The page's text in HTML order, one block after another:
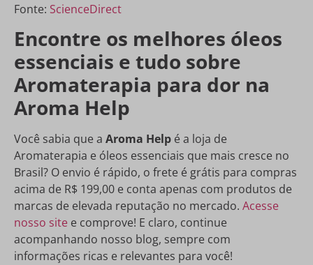
Fonte: ScienceDirect
Encontre os melhores óleos
essenciais e tudo sobre
Aromaterapia para dor na
Aroma Help
Você sabia que a Aroma Help é a loja de
Aromaterapia e óleos essenciais que mais cresce no
Brasil? O envio é rápido, o frete é grátis para compras
acima de R$ 199,00 e conta apenas com produtos de
marcas de elevada reputação no mercado. Acesse
nosso site e comprove! E claro, continue
acompanhando nosso blog, sempre com
informações ricas e relevantes para você!